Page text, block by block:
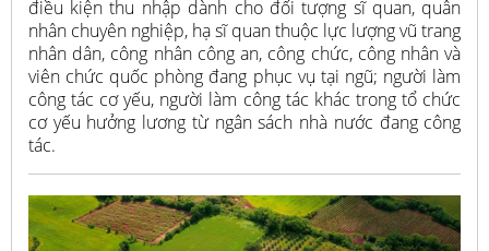
điều kiện thu nhập dành cho đối tượng sĩ quan, quân
nhân chuyên nghiệp, hạ sĩ quan thuộc lực lượng vũ trang
nhân dân, công nhân công an, công chức, công nhân và
viên chức quốc phòng đang phục vụ tại ngũ; người làm
công tác cơ yếu, người làm công tác khác trong tổ chức
cơ yếu hưởng lương từ ngân sách nhà nước đang công
tác.